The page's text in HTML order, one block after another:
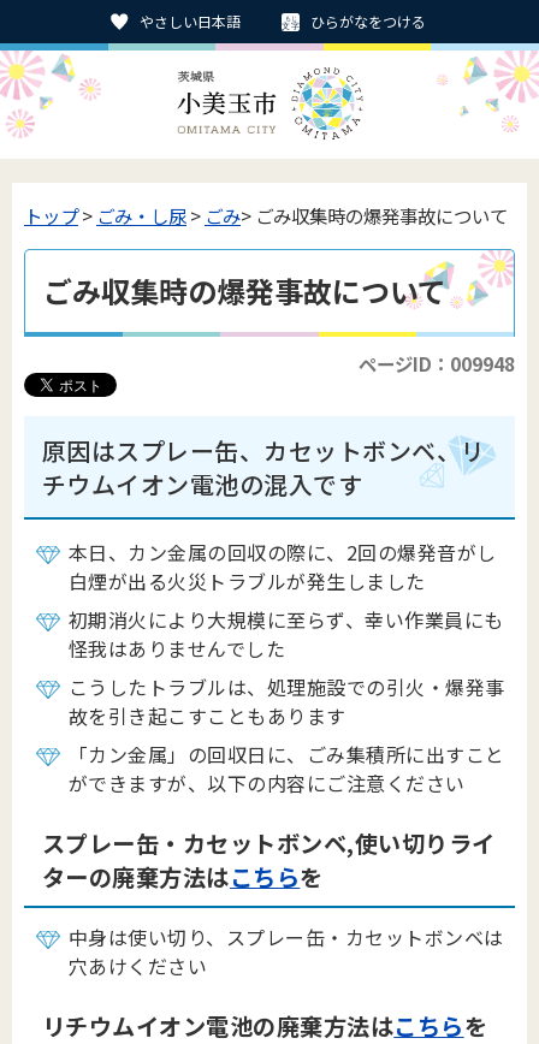
やさしい日本語 ひらがなをつける
トップ> ごみ・し尿> ごみ> ごみ収集時の爆発事故について
ごみ収集時の爆発事故について
ページID：009948
原因はスプレー缶、カセットボンベ、リ
チウムイオン電池の混入です
本日、カン金属の回収の際に、2回の爆発音がし
白煙が出る火災トラブルが発生しました
初期消火により大規模に至らず、幸い作業員にも
怪我はありませんでした
こうしたトラブルは、処理施設での引火・爆発事
故を引き起こすこともあります
「カン金属」の回収日に、ごみ集積所に出すこと
ができますが、以下の内容にご注意ください
スプレー缶・カセットボンベ,使い切りライ
ターの廃棄方法はこちらを
中身は使い切り、スプレー缶・カセットボンベは
穴あけください
リチウムイオン電池の廃棄方法はこちらを